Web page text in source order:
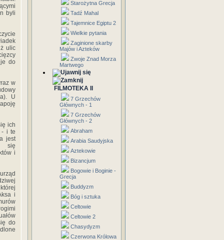
byli
ulic
do
w
U
ich
- i te
jest
się
i
i
do
Starożytna Grecja
Tadź Mahal
Tajemnice Egiptu 2
Wielkie pytania
Zaginione skarby
Majów i Azteków
Zwoje Znad Morza
Martwego
FILMOTEKA II
7 Grzechów
Głównych - 1
7 Grzechów
Głównych - 2
Abraham
Arabia Saudyjska
Aztekowie
Bizancjum
Bogowie i Boginie -
Grecja
Buddyzm
Bóg i sztuka
Celtowie
Celtowie 2
Chasydyzm
Czerwona Królowa